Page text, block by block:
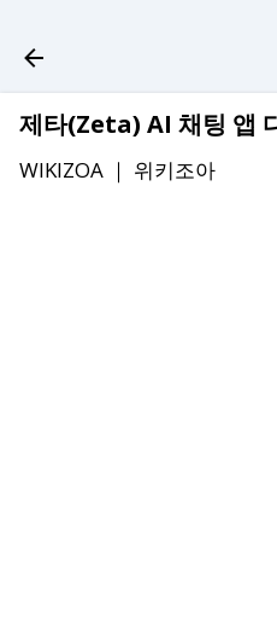
제타(Zeta) AI 채팅 앱
WIKIZOA ｜ 위키조아